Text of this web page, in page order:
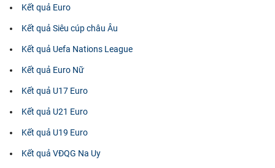
Kết quả Euro
Kết quả Siêu cúp châu Âu
Kết quả Uefa Nations League
Kết quả Euro Nữ
Kết quả U17 Euro
Kết quả U21 Euro
Kết quả U19 Euro
Kết quả VĐQG Na Uy